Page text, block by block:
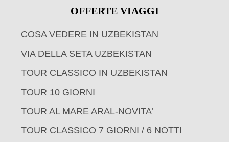
OFFERTE VIAGGI
COSA VEDERE IN UZBEKISTAN
VIA DELLA SETA UZBEKISTAN
TOUR CLASSICO IN UZBEKISTAN
TOUR 10 GIORNI
TOUR AL MARE ARAL-NOVITA’
TOUR CLASSICO 7 GIORNI / 6 NOTTI